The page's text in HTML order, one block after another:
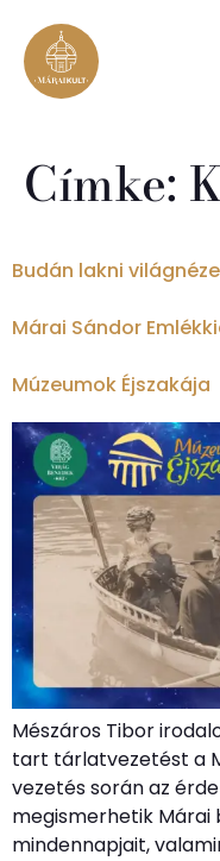
Címke:
Budán lakni
Márai Sándor
Múzeumok Éjszakája
Mészáros Tibor
tart tárlatvezetést a
vezetés során az
megismerhetik Márai
mindennapjait,